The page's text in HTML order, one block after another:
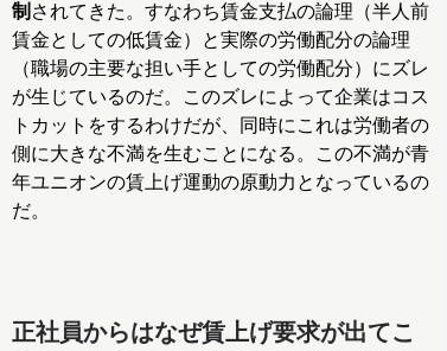
制 されてきた。すなわち賃金支払の論理（半人前
賃金としての低賃金）と実際の労働配分の論理
（職場の主要な担い手としての労働配分）にズレ
が生じているのだ。このズレによって企業はコス
トカットをするわけだが、同時にこれは労働者の
側に大きな不満を生むことになる。この不満が青
年ユニオンの賃上げ運動の原動力となっているの
だ。
正社員からはなぜ賃上げ要求が出てこ